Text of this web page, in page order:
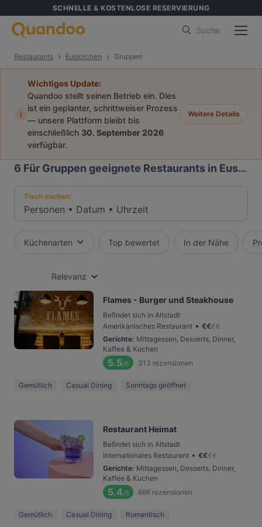
SCHNELLE & KOSTENLOSE RESERVIERUNG
Suche
Restaurants Euskirchen Gruppen
i
Wichtiges Update:
Quandoo stellt seinen Betrieb ein. Dies
ist ein geplanter, schrittweiser Prozess
— unsere Plattform bleibt bis
einschließlich 30. September 2026
verfügbar.
Weitere Details
6 Für Gruppen geeignete Restaurants in Euskirchen
Tisch suchen:
Personen • Datum • Uhrzeit
Küchenarten Top bewertet In der Nähe
Relevanz
Flames - Burger und Steakhouse
Befindet sich in Altstadt
Amerikanisches Restaurant • €€€€
Gerichte: Mittagessen, Desserts, Dinner,
Kaffee & Kuchen
5.5/6 313 rezensionen
Gemütlich Casual Dining Sonntags geöffnet
Restaurant Heimat
Befindet sich in Altstadt
Internationales Restaurant • €€€€
Gerichte: Mittagessen, Desserts, Dinner,
Kaffee & Kuchen
5.4/6 666 rezensionen
Gemütlich Casual Dining Romantisch